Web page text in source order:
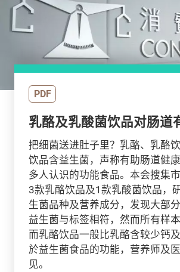
PDF
乳酪及乳酸菌饮品对肠道
把细菌送进肚子里？乳酪、乳酪
饮品含益生菌，声称有助肠道健
多人认识的功能食品。本会搜集市
3款乳酪饮品及1款乳酸菌饮品，
生菌品种及营养成分，发现大部
益生菌与标签相符，然而所有样本
而乳酪饮品一般比乳酪含较少钙
於益生菌食品的功能，营养师及
见。